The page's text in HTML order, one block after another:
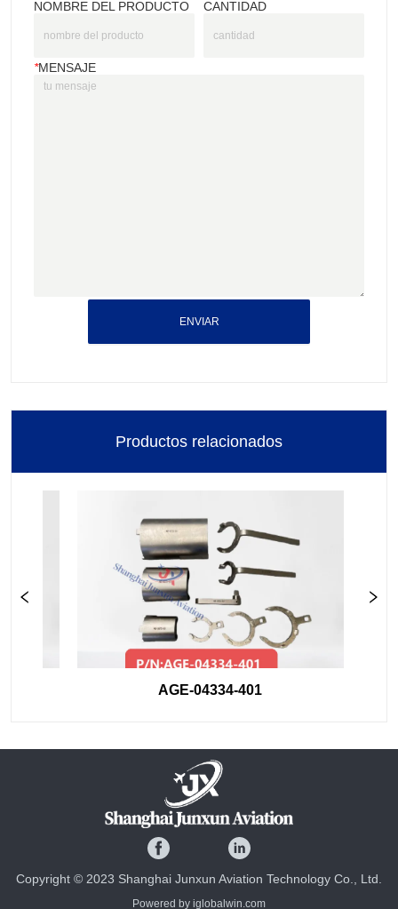
NOMBRE DEL PRODUCTO CANTIDAD
*MENSAJE
ENVIAR
Productos relacionados
AGE-04334-401
Copyright © 2023 Shanghai Junxun Aviation Technology Co., Ltd.
Powered by iglobalwin.com